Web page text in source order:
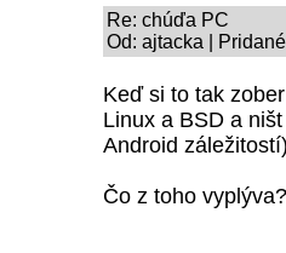
Re: chúďa PC
Od: ajtacka |
Keď si to tak
Linux a BSD a
Android
Čo z toho